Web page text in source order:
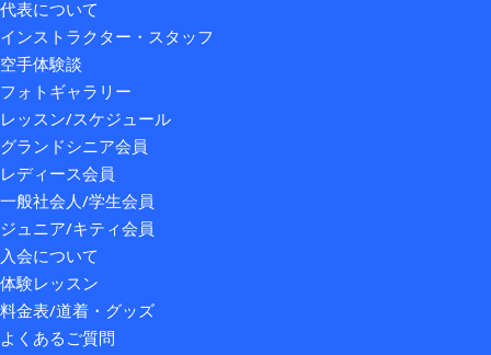
代表について
インストラクター・スタッフ
空手体験談
フォトギャラリー
レッスン/スケジュール
グランドシニア会員
レディース会員
一般社会人/学生会員
ジュニア/キティ会員
入会について
体験レッスン
料金表/道着・グッズ
よくあるご質問